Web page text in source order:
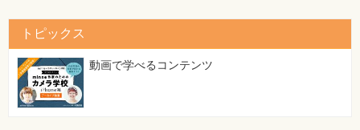
トピックス
動画で学べるコンテンツ